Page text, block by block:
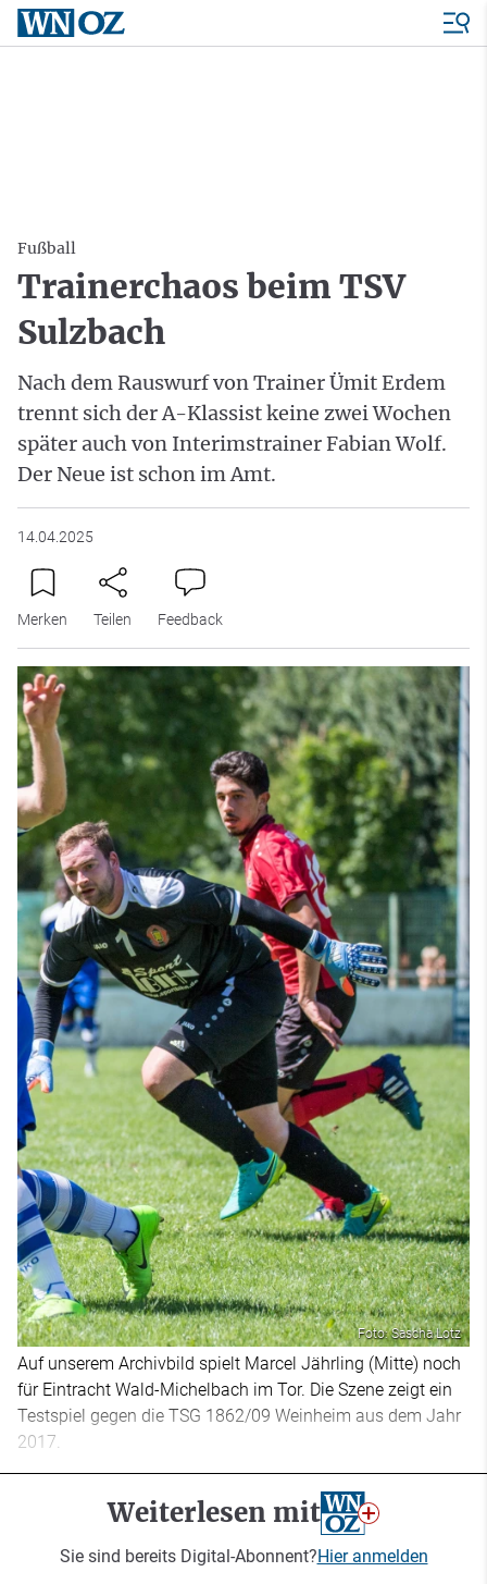
Fußball
Trainerchaos beim TSV
Sulzbach
Nach dem Rauswurf von Trainer Ümit Erdem
trennt sich der A-Klassist keine zwei Wochen
später auch von Interimstrainer Fabian Wolf.
Der Neue ist schon im Amt.
14.04.2025
Merken Teilen Feedback
Foto: Sascha Lotz
Auf unserem Archivbild spielt Marcel Jährling (Mitte) noch
für Eintracht Wald-Michelbach im Tor. Die Szene zeigt ein
Testspiel gegen die TSG 1862/09 Weinheim aus dem Jahr
2017.
Weiterlesen mit
Sie sind bereits Digital-Abonnent?Hier anmelden